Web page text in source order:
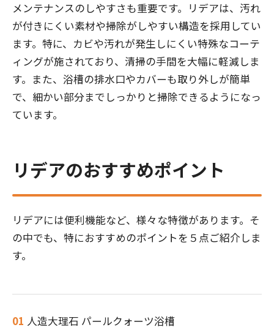
メンテナンスのしやすさも重要です。リデアは、汚れ
が付きにくい素材や掃除がしやすい構造を採用してい
ます。特に、カビや汚れが発生しにくい特殊なコーテ
ィングが施されており、清掃の手間を大幅に軽減しま
す。また、浴槽の排水口やカバーも取り外しが簡単
で、細かい部分までしっかりと掃除できるようになっ
ています。
リデアのおすすめポイント
リデアには便利機能など、様々な特徴があります。そ
の中でも、特におすすめのポイントを５点ご紹介しま
す。
人造大理石 パールクォーツ浴槽